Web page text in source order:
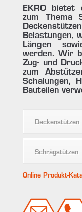
EKRO bietet
zum Thema
Belastungen,
Längen
werden. Wir
Zug- und
zum
Schalungen,
Bauteilen
Deckenstützen
Schrägstützen
Online Produkt-